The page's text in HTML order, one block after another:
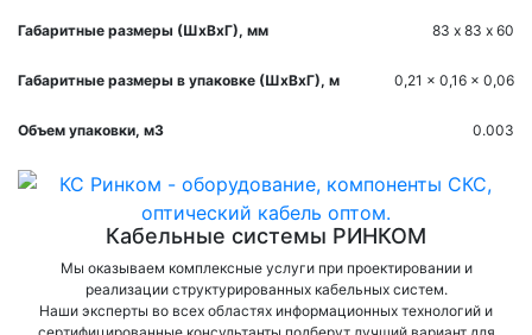
Габаритные размеры (ШхВхГ), мм 83 х 83 х 60
Габаритные размеры в упаковке (ШхВхГ), м 0,21 x 0,16 x 0,06
Объем упаковки, м3 0.003
Кабельные системы РИНКОМ
Мы оказываем комплексные услуги при проектировании и
реализации структурированных кабельных систем.
Наши эксперты во всех областях информационных технологий и